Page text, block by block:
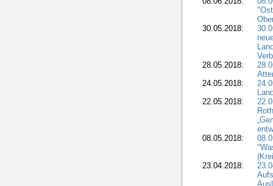
30.05.2018:
28.05.2018:
24.05.2018:
22.05.2018:
08.05.2018:
23.04.2018: